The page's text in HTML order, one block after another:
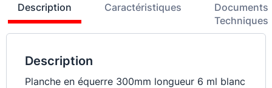
Description Caractéristiques
Documents
Techniques
Description
Planche en équerre 300mm longueur 6 ml blanc